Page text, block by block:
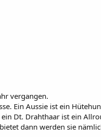
vergangen.
Ein Aussie ist ein
Dt. Drahthaar ist ein
dann werden sie